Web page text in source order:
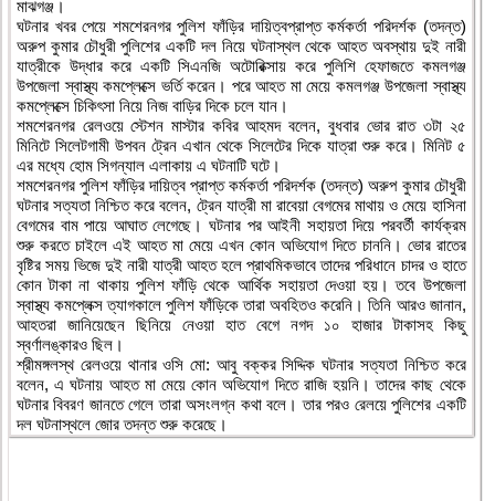
মাঝগঞ্জ।
ঘটনার খবর পেয়ে শমশেরনগর পুলিশ ফাঁড়ির দায়িত্বপ্রাপ্ত কর্মকর্তা পরিদর্শক (তদন্ত)
অরুপ কুমার চৌধুরী পুলিশের একটি দল নিয়ে ঘটনাস্থল থেকে আহত অবস্থায় দুই নারী
যাত্রীকে উদ্ধার করে একটি সিএনজি অটোরিক্সায় করে পুলিশি হেফাজতে কমলগঞ্জ
উপজেলা স্বাস্থ্য কমপ্লেক্সে ভর্তি করেন। পরে আহত মা মেয়ে কমলগঞ্জ উপজেলা স্বাস্থ্য
কমপ্লেক্সে চিকিৎসা নিয়ে নিজ বাড়ির দিকে চলে যান।
শমশেরনগর রেলওয়ে স্টেশন মাস্টার কবির আহমদ বলেন, বুধবার ভোর রাত ৩টা ২৫
মিনিটে সিলেটগামী উপবন ট্রেন এখান থেকে সিলেটের দিকে যাত্রা শুরু করে। মিনিট ৫
এর মধ্যে হোম সিগন্যাল এলাকায় এ ঘটনাটি ঘটে।
শমশেরনগর পুলিশ ফাঁড়ির দায়িত্ব প্রাপ্ত কর্মকর্তা পরিদর্শক (তদন্ত) অরুপ কুমার চৌধুরী
ঘটনার সত্যতা নিশ্চিত করে বলেন, ট্রেন যাত্রী মা রাবেয়া বেগমের মাথায় ও মেয়ে হাসিনা
বেগমের বাম পায়ে আঘাত লেগেছে। ঘটনার পর আইনী সহায়তা দিয়ে পরবর্তী কার্যক্রম
শুরু করতে চাইলে এই আহত মা মেয়ে এখন কোন অভিযোগ দিতে চাননি। ভোর রাতের
বৃষ্টির সময় ভিজে দুই নারী যাত্রী আহত হলে প্রাথমিকভাবে তাদের পরিধানে চাদর ও হাতে
কোন টাকা না থাকায় পুলিশ ফাঁড়ি থেকে আর্থিক সহায়তা দেওয়া হয়। তবে উপজেলা
স্বাস্থ্য কমপ্লেক্স ত্যাগকালে পুলিশ ফাঁড়িকে তারা অবহিতও করেনি। তিনি আরও জানান,
আহতরা জানিয়েছেন ছিনিয়ে নেওয়া হাত বেগে নগদ ১০ হাজার টাকাসহ কিছু
স্বর্ণালঙ্কারও ছিল।
শ্রীমঙ্গলস্থ রেলওয়ে থানার ওসি মো: আবু বক্কর সিদ্দিক ঘটনার সত্যতা নিশ্চিত করে
বলেন, এ ঘটনায় আহত মা মেয়ে কোন অভিযোগ দিতে রাজি হয়নি। তাদের কাছ থেকে
ঘটনার বিবরণ জানতে গেলে তারা অসংলগ্ন কথা বলে। তার পরও রেলয়ে পুলিশের একটি
দল ঘটনাস্থলে জোর তদন্ত শুরু করেছে।